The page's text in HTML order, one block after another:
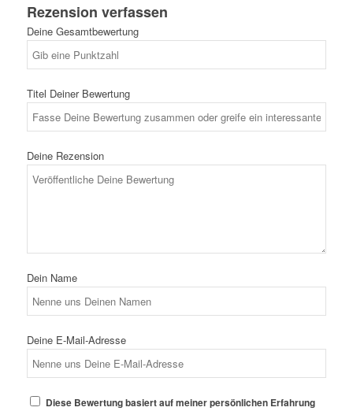
Rezension verfassen
Deine Gesamtbewertung
Titel Deiner Bewertung
Deine Rezension
Dein Name
Deine E-Mail-Adresse
Diese Bewertung basiert auf meiner persönlichen Erfahrung